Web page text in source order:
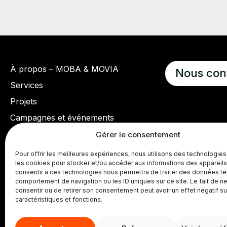
Gérer le consentement
Pour offrir les meilleures expériences, nous utilisons des
les cookies pour stocker et/ou accéder aux informations des
consentir à ces technologies nous permettra de traiter des données
comportement de navigation ou les ID uniques sur ce site. Le fait de
consentir ou de retirer son consentement peut avoir un effet négatif
caractéristiques et fonctions.
À propos – MOBA & MOVIA
Services
Projets
Campagnes et événements
Leaders en mobilité durable
Nous joindre
Nous